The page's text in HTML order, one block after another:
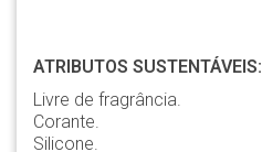
ATRIBUTOS SUSTENTÁVEIS:
Livre de fragrância.
Corante.
Silicone.